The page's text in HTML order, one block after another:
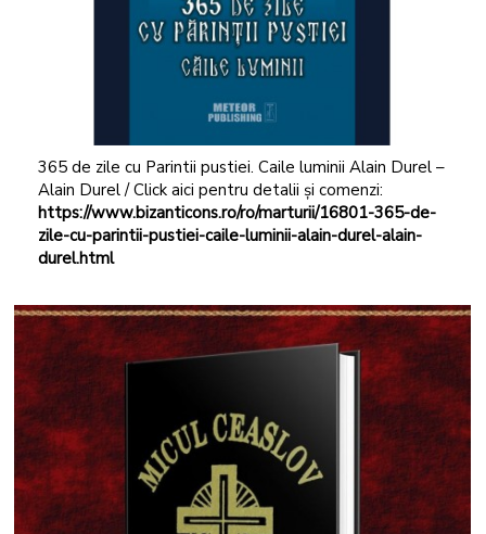
365 de zile cu Parintii pustiei. Caile luminii Alain Durel –
Alain Durel / Click aici pentru detalii și comenzi:
https://www.bizanticons.ro/ro/marturii/16801-365-de-
zile-cu-parintii-pustiei-caile-luminii-alain-durel-alain-
durel.html